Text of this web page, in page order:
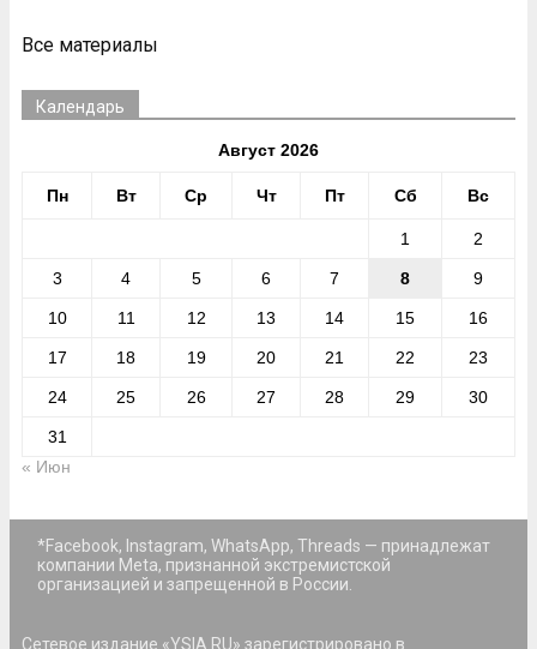
Все материалы
Календарь
Август 2026
Пн Вт Ср Чт Пт Сб Вс
1 2
3 4 5 6 7 8 9
10 11 12 13 14 15 16
17 18 19 20 21 22 23
24 25 26 27 28 29 30
31
« Июн
*Facebook, Instagram, WhatsApp, Threads — принадлежат
компании Meta, признанной экстремистской
организацией и запрещенной в России.
Сетевое издание «YSIA.RU» зарегистрировано в